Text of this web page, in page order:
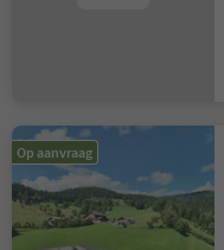
Op aanvraag